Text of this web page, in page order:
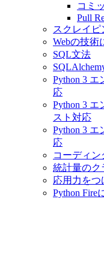
コミ
Pull
スクレイ
Webの技術
SQL文法
Python 3
応
Python 3
スト対応
Python 3
応
コーディン
統計量のク
応用力をつ
Python Fire